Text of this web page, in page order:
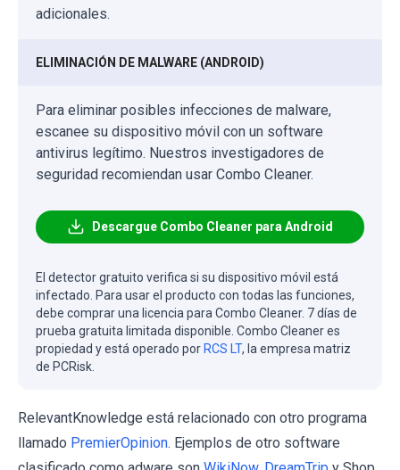
adicionales.
ELIMINACIÓN DE MALWARE (ANDROID)
Para eliminar posibles infecciones de malware,
escanee su dispositivo móvil con un software
antivirus legítimo. Nuestros investigadores de
seguridad recomiendan usar Combo Cleaner.
Descargue Combo Cleaner para Android
El detector gratuito verifica si su dispositivo móvil está
infectado. Para usar el producto con todas las funciones,
debe comprar una licencia para Combo Cleaner. 7 días de
prueba gratuita limitada disponible. Combo Cleaner es
propiedad y está operado por RCS LT, la empresa matriz
de PCRisk.
RelevantKnowledge está relacionado con otro programa
llamado PremierOpinion. Ejemplos de otro software